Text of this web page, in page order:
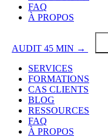
FAQ
À PROPOS
AUDIT 45 MIN →
SERVICES
FORMATIONS
CAS CLIENTS
BLOG
RESSOURCES
FAQ
À PROPOS